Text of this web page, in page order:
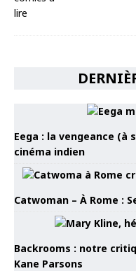
Eega : la vengeance
cinéma indien
Catwoman – À Rome :
Backrooms : notre
Kane Parsons